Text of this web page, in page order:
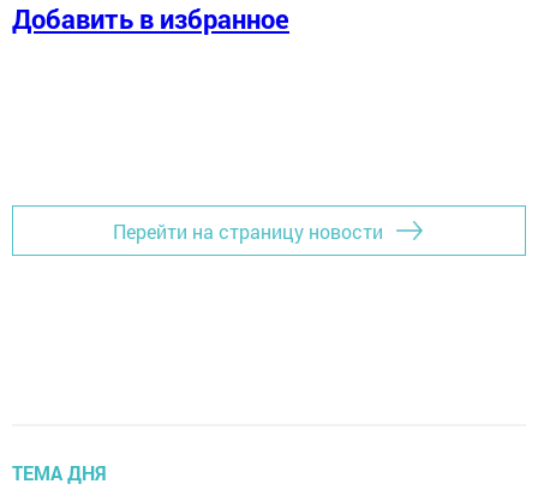
Добавить в избранное
Перейти на страницу новости
ТЕМА ДНЯ